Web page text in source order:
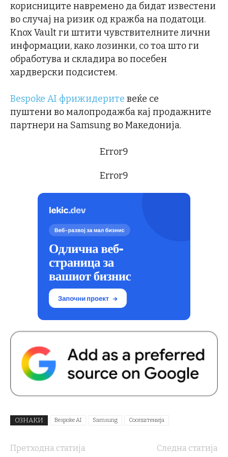
корисниците навремено да бидат известени
во случај на ризик од кражба на податоци.
Knox Vault ги штити чувствителните лични
информации, како лозинки, со тоа што ги
обработува и складира во посебен
хардверски подсистем.
Bespoke AI фрижидерите веќе се
пуштени во малопродажба кај продажните
партнери на Samsung во Македонија.
Error9
Error9
ОЗНАКИ Bespoke AI Samsung Соопштенија
Претходна статија
Следна статија